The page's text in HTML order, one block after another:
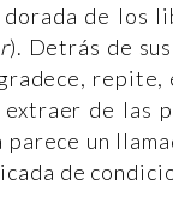
de los
). Detrás de
repite,
de las
un
de